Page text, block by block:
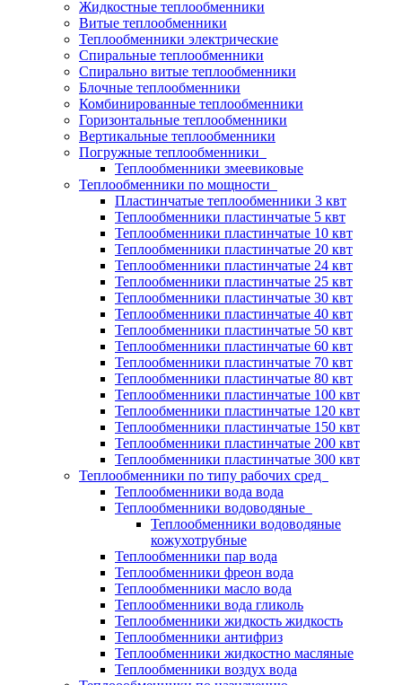
Жидкостные теплообменники
Витые теплообменники
Теплообменники электрические
Спиральные теплообменники
Спирально витые теплообменники
Блочные теплообменники
Комбинированные теплообменники
Горизонтальные теплообменники
Вертикальные теплообменники
Погружные теплообменники
Теплообменники змеевиковые
Теплообменники по мощности
Пластинчатые теплообменники 3 квт
Теплообменники пластинчатые 5 квт
Теплообменники пластинчатые 10 квт
Теплообменники пластинчатые 20 квт
Теплообменники пластинчатые 24 квт
Теплообменники пластинчатые 25 квт
Теплообменники пластинчатые 30 квт
Теплообменники пластинчатые 40 квт
Теплообменники пластинчатые 50 квт
Теплообменники пластинчатые 60 квт
Теплообменники пластинчатые 70 квт
Теплообменники пластинчатые 80 квт
Теплообменники пластинчатые 100 квт
Теплообменники пластинчатые 120 квт
Теплообменники пластинчатые 150 квт
Теплообменники пластинчатые 200 квт
Теплообменники пластинчатые 300 квт
Теплообменники по типу рабочих сред
Теплообменники вода вода
Теплообменники водоводяные
Теплообменники водоводяные
кожухотрубные
Теплообменники пар вода
Теплообменники фреон вода
Теплообменники масло вода
Теплообменники вода гликоль
Теплообменники жидкость жидкость
Теплообменники антифриз
Теплообменники жидкостно масляные
Теплообменники воздух вода